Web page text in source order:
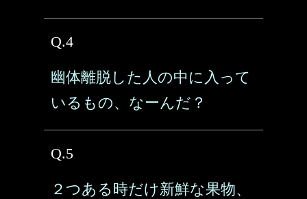
Q.4
幽体離脱した人の中に入って
いるもの、なーんだ？
Q.5
２つある時だけ新鮮な果物、